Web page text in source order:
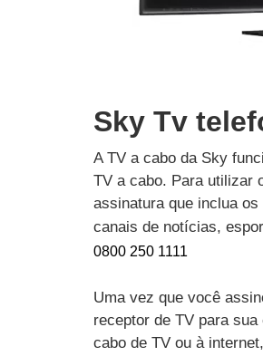
Sky Tv
A TV a cabo da Sky
TV a cabo. Para utilizar
assinatura que inclua
canais de notícias,
0800 250 1111
Uma vez que você
receptor de TV para
cabo de TV ou à